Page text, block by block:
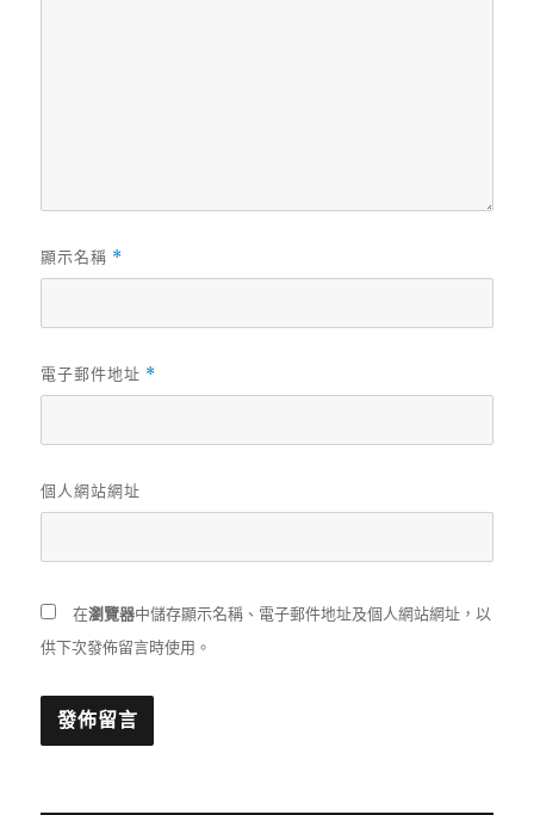
顯示名稱 *
電子郵件地址 *
個人網站網址
在瀏覽器中儲存顯示名稱、電子郵件地址及個人網站網址，以
供下次發佈留言時使用。